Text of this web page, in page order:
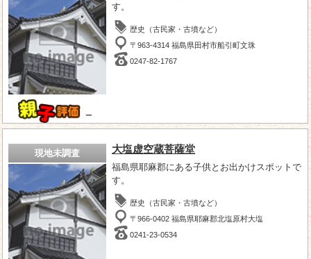
－
す。
歴史（古民家・古墳など）
〒963-4314 福島県田村市船引町文珠
0247-82-1767
現地未調査 大塩虚空蔵菩薩堂
福島県耶麻郡にある子供とお出かけスポットで
す。
歴史（古民家・古墳など）
〒966-0402 福島県耶麻郡北塩原村大塩
0241-23-0534